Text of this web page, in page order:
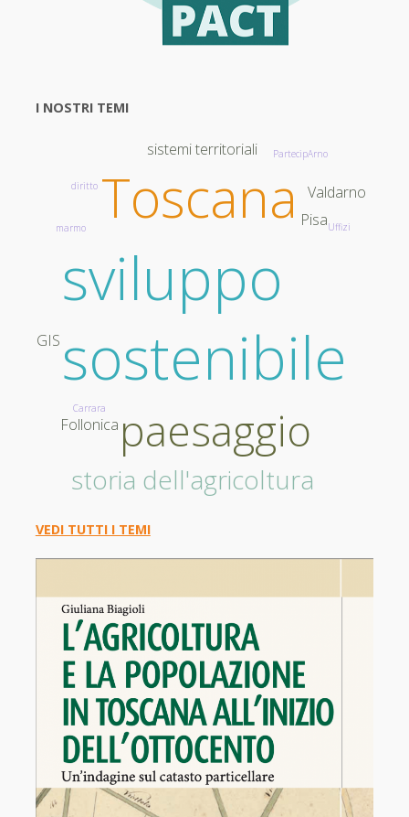
I NOSTRI TEMI
sviluppo
sostenibile
Toscana
paesaggio
storia dell'agricoltura
sistemi territoriali
Follonica
Pisa
GIS
Valdarno
Carrara
marmo
PartecipArno
diritto
Uffizi
VEDI TUTTI I TEMI